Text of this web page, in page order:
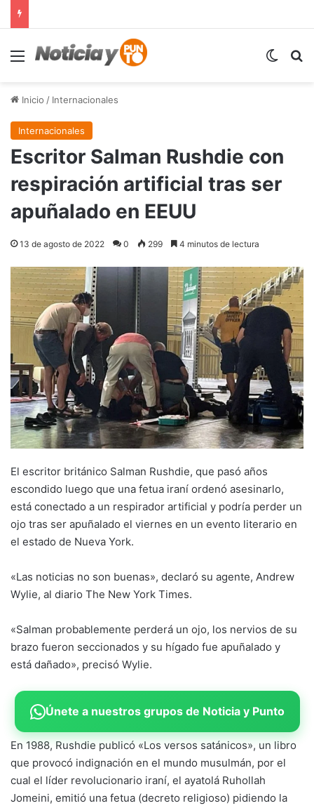
Menú
Inicio / Internacionales
Internacionales
Escritor Salman Rushdie con
respiración artificial tras ser
apuñalado en EEUU
13 de agosto de 2022 0 299 4 minutos de lectura
El escritor británico Salman Rushdie, que pasó años
escondido luego que una fetua iraní ordenó asesinarlo,
está conectado a un respirador artificial y podría perder un
ojo tras ser apuñalado el viernes en un evento literario en
el estado de Nueva York.
«Las noticias no son buenas», declaró su agente, Andrew
Wylie, al diario The New York Times.
«Salman probablemente perderá un ojo, los nervios de su
brazo fueron seccionados y su hígado fue apuñalado y
está dañado», precisó Wylie.
Únete a nuestros grupos de Noticia y Punto
En 1988, Rushdie publicó «Los versos satánicos», un libro
que provocó indignación en el mundo musulmán, por el
cual el líder revolucionario iraní, el ayatolá Ruhollah
Jomeini, emitió una fetua (decreto religioso) pidiendo la